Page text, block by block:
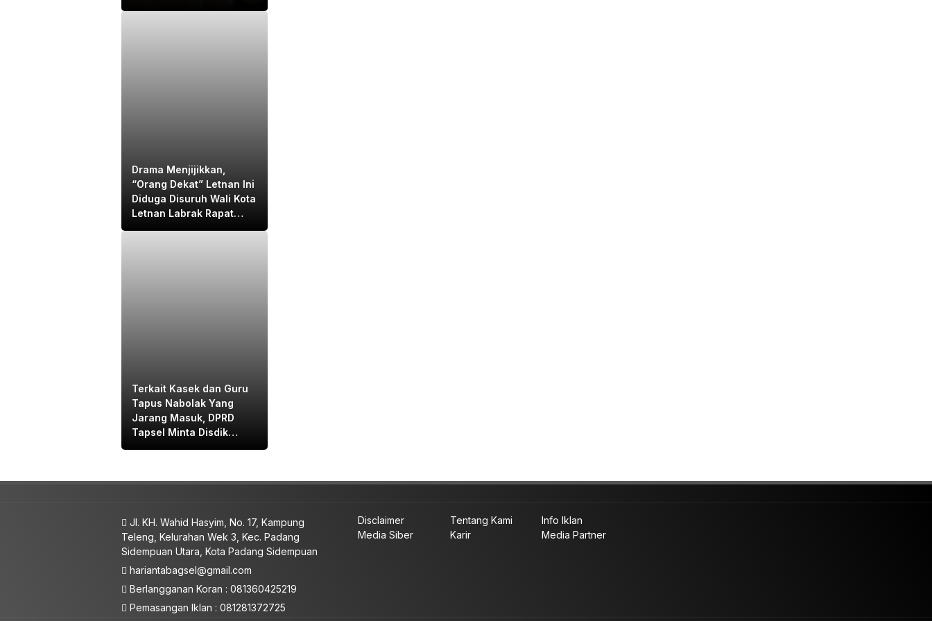
Drama Menjijikkan,
“Orang Dekat” Letnan Ini
Diduga Disuruh Wali Kota
Letnan Labrak Rapat
Terkait Kasek dan Guru
Tapus Nabolak Yang
Jarang Masuk, DPRD
Tapsel Minta Disdik
Jl. KH. Wahid Hasyim, No. 17, Kampung
Teleng, Kelurahan Wek 3, Kec. Padang
Sidempuan Utara, Kota Padang Sidempuan
hariantabagsel@gmail.com
Berlangganan Koran : 081360425219
Pemasangan Iklan : 081281372725
Disclaimer Tentang Kami
Info Iklan
Media Siber
Karir Media Partner